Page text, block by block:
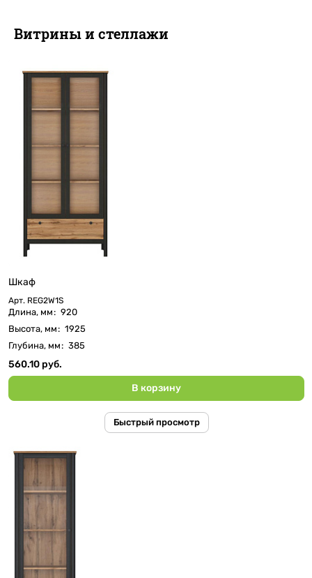
Витрины и стеллажи
Шкаф
Арт. REG2W1S
Длина, мм: 920
Высота, мм: 1925
Глубина, мм: 385
560.10 руб.
В корзину
Быстрый просмотр